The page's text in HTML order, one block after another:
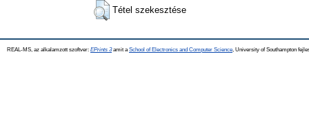
Tétel szekesztése
REAL-MS, az alkalamzott szoftver: EPrints 3amit a School of Electronics and Computer Science , University of Southampton